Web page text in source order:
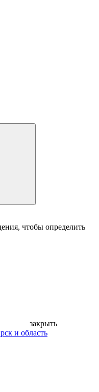
чтобы определить
закрыть
и область